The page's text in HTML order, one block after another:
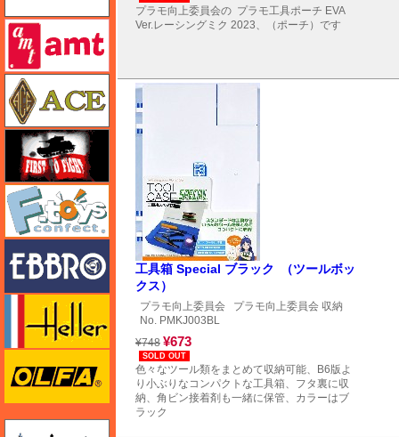
プラモ向上委員会の プラモ工具ポーチ EVA
Ver.レーシングミク 2023、（ポーチ）です
工具箱 Special ブラック （ツールボッ
クス）
プラモ向上委員会
プラモ向上委員会 収納
No. PMKJ003BL
¥748 ¥673
SOLD OUT
色々なツール類をまとめて収納可能、B6版よ
り小ぶりなコンパクトな工具箱、フタ裏に収
納、角ビン接着剤も一緒に保管、カラーはブ
ラック
エース
エフトイズ
エブロ
エレール
オルファ